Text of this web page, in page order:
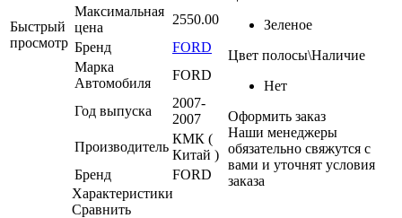
Быстрый
просмотр
Максимальная
цена
2550.00
Бренд
FORD
Марка
Автомобиля
FORD
Год выпуска
2007-
2007
Производитель
КМК (
Китай )
Бренд
FORD
Характеристики
Сравнить
Зеленое
Цвет полосы\Наличие
Нет
Оформить заказ
Наши менеджеры
обязательно свяжутся с
вами и уточнят условия
заказа